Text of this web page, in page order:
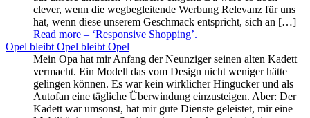
clever, wenn die wegbegleitende Werbung Relevanz für uns
hat, wenn diese unserem Geschmack entspricht, sich an […]
Read more – ‘Responsive Shopping’.
Opel bleibt Opel bleibt Opel
Mein Opa hat mir Anfang der Neunziger seinen alten Kadett
vermacht. Ein Modell das vom Design nicht weniger hätte
gelingen können. Es war kein wirklicher Hingucker und als
Autofan eine tägliche Überwindung einzusteigen. Aber: Der
Kadett war umsonst, hat mir gute Dienste geleistet, mir eine